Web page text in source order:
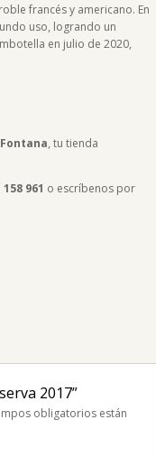
francés y americano. En
uso, logrando un
en julio de 2020,
, tu tienda
158 961 o escríbenos por
2017”
obligatorios están